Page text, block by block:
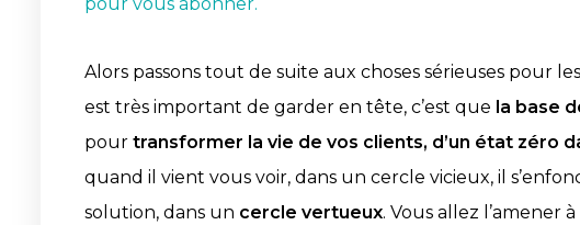
Alors passons tout de suite aux choses sérieuses pour
est très important de garder en tête, c’est que la base
pour transformer la vie de vos clients, d’un état zéro
quand il vient vous voir, dans un cercle vicieux, il
solution, dans un cercle vertueux. Vous allez l’amener